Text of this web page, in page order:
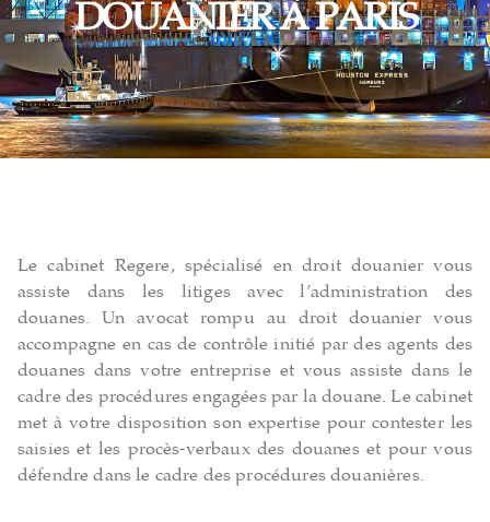
DOUANIER À PARIS
Le cabinet Regere, spécialisé en droit douanier vous
assiste dans les litiges avec l’administration des
douanes. Un avocat rompu au droit douanier vous
accompagne en cas de contrôle initié par des agents des
douanes dans votre entreprise et vous assiste dans le
cadre des procédures engagées par la douane. Le cabinet
met à votre disposition son expertise pour contester les
saisies et les procès-verbaux des douanes et pour vous
défendre dans le cadre des procédures douanières.